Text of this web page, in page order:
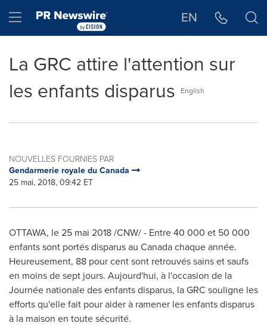
Hamburger menu EN
La GRC attire l'attention sur
les enfants disparus
English
NOUVELLES FOURNIES PAR
Gendarmerie royale du Canada
25 mai, 2018, 09:42 ET
OTTAWA, le 25 mai 2018 /CNW/ - Entre 40 000 et 50 000
enfants sont portés disparus au Canadachaque année.
Heureusement, 88 pour cent sont retrouvés sains et saufs
en moins de sept jours. Aujourd'hui, à l'occasion de la
Journée nationale des enfants disparus, la GRC souligne les
efforts qu'elle fait pour aider à ramener les enfants disparus
à la maison en toute sécurité.